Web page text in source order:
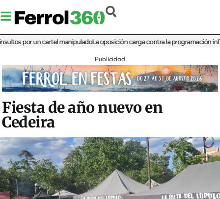
por un cartel manipuladoLa oposición carga contra la programación infantil
Publicidad
Fiesta de año nuevo en
Cedeira